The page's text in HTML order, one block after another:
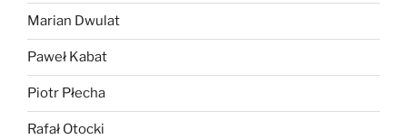
Marian Dwulat
Paweł Kabat
Piotr Płecha
Rafał Otocki